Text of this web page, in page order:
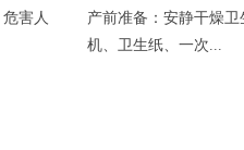
害人
产前准备：安静干燥
机、卫生纸、一次...